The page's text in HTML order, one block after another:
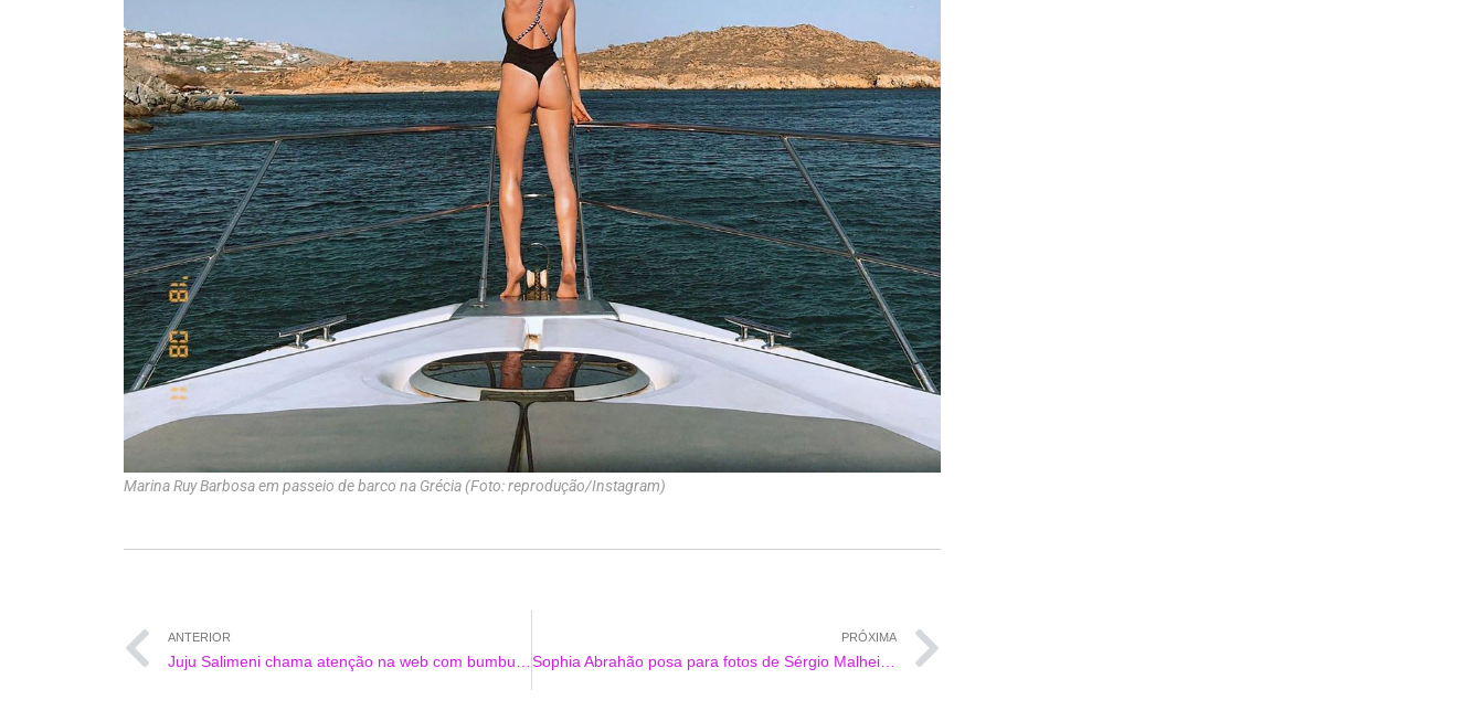
Marina Ruy Barbosa em passeio de barco na Grécia (Foto: reprodução/Instagram)
ANTERIOR PRÓXIMA